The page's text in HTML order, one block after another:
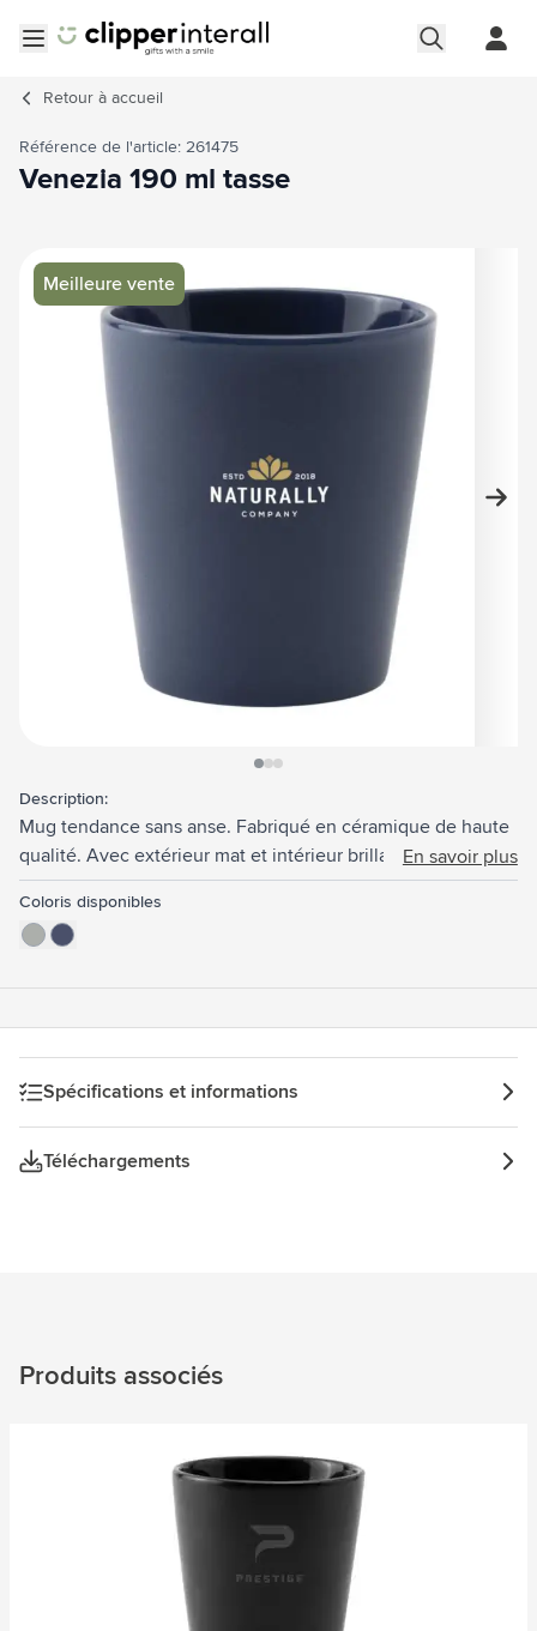
Retour à accueil
Meilleure vente
Image principale
Cliquez pour voir l'image en plein écran
Référence de l'article: 261475
Venezia 190 ml tasse
Description:
Mug tendance sans anse. Fabriqué en céramique de haute
qualité. Avec extérieur mat et intérieur brillant. Convient
pour toutes les machines à café. Capacité 190 ml. Lavable
au lave-vaisselle. L'impression ne craint pas le lave-
vaisselle et est certifiée EN 12875-2.
En savoir plus
Coloris disponibles
Spécifications et informations
Téléchargements
Produits associés